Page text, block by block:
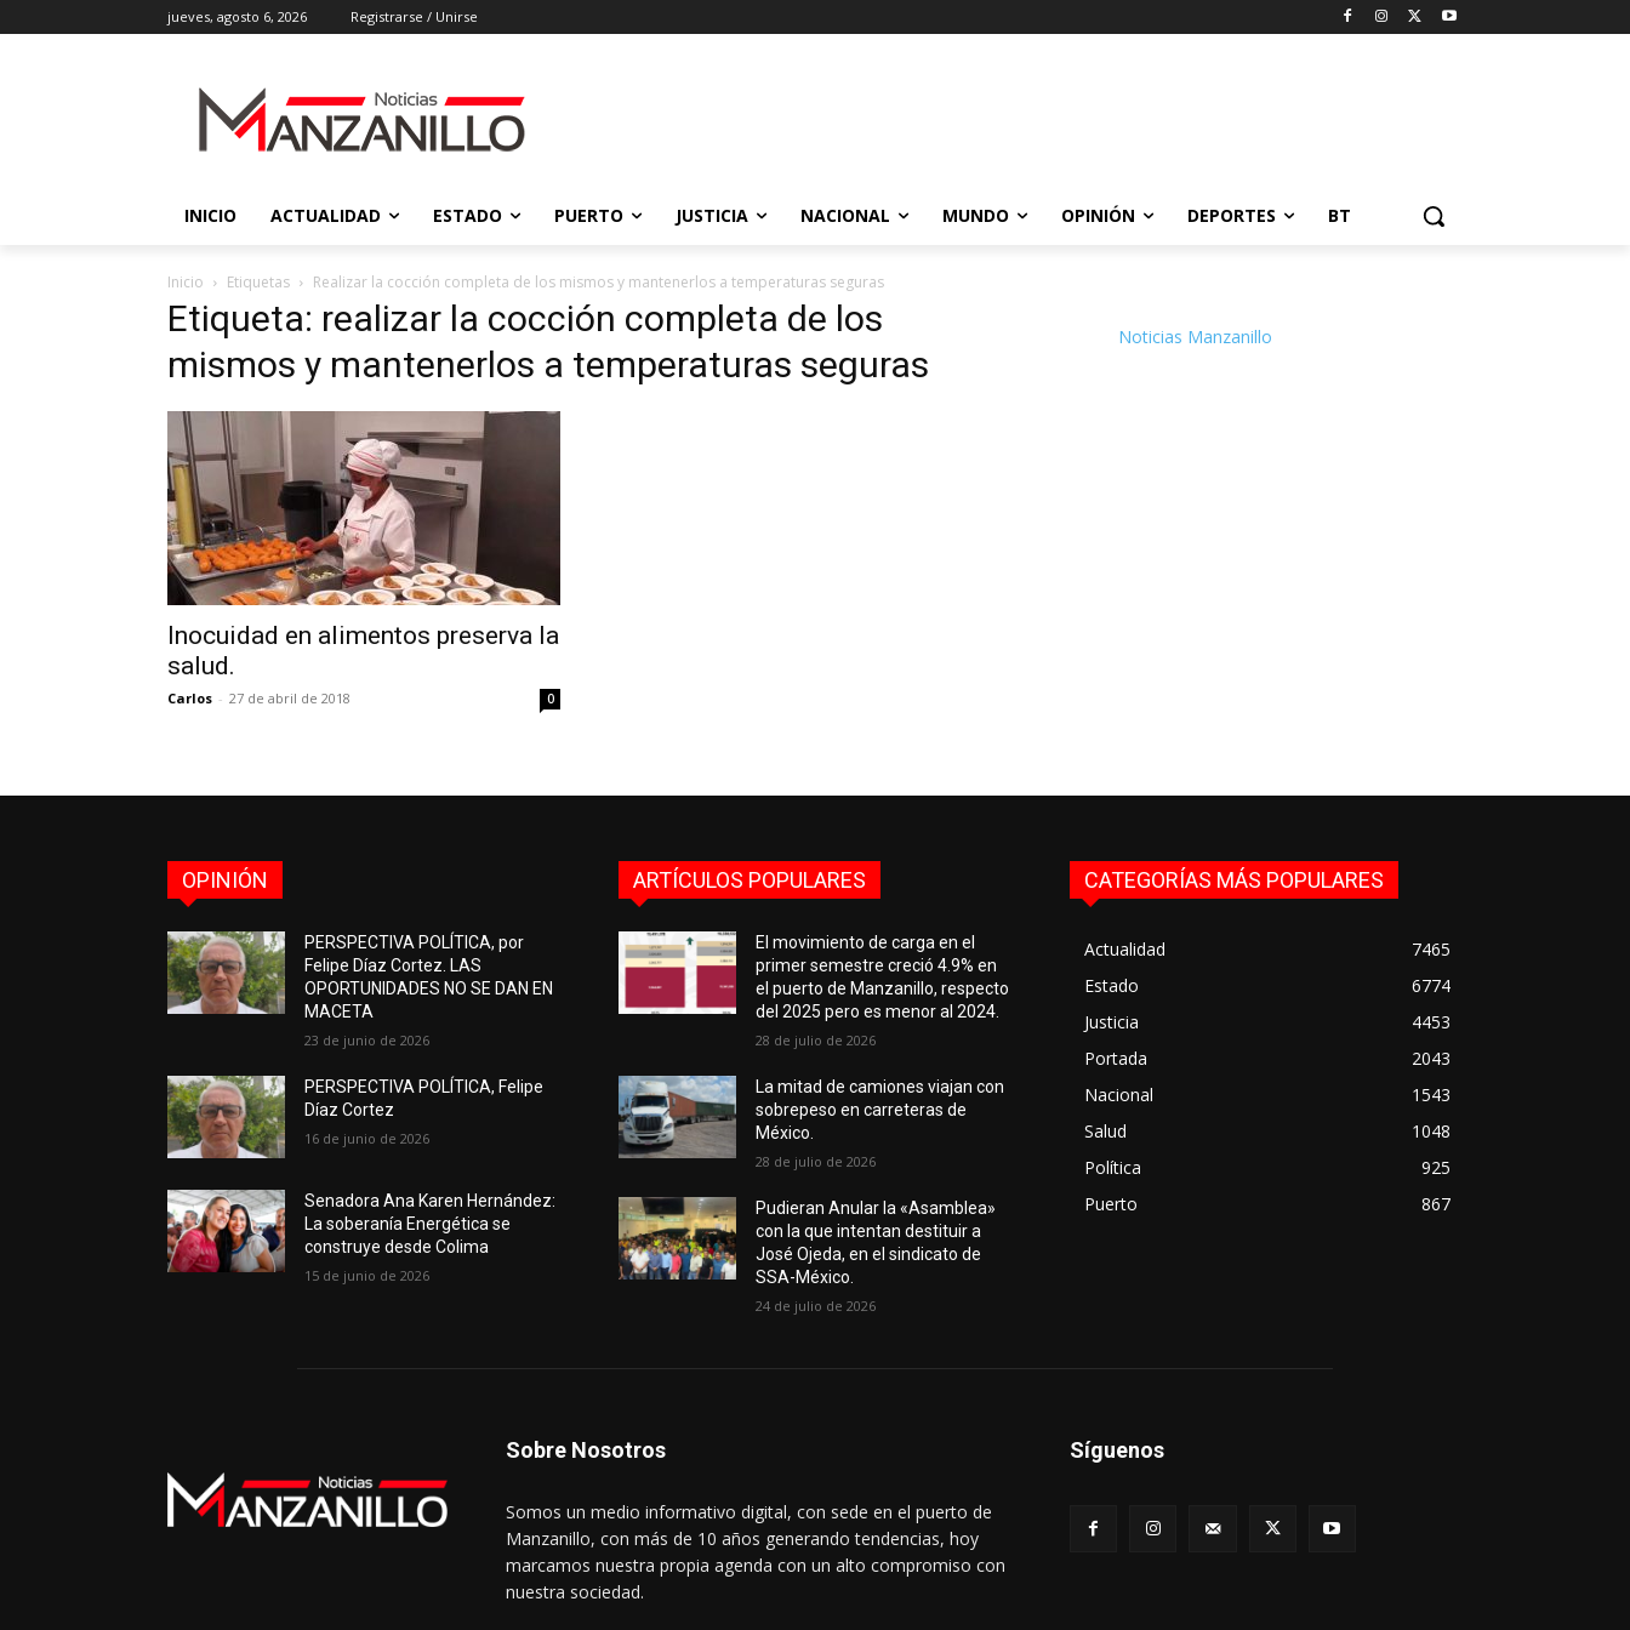
jueves, agosto 6, 2026 Registrarse / Unirse
INICIO ACTUALIDAD ESTADO PUERTO JUSTICIA NACIONAL MUNDO OPINIÓN DEPORTES BT
Inicio Etiquetas Realizar la cocción completa de los mismos y mantenerlos a temperaturas seguras
Etiqueta: realizar la cocción completa de los
mismos y mantenerlos a temperaturas seguras
Inocuidad en alimentos preserva la
salud.
Carlos - 27 de abril de 2018 0
Noticias Manzanillo
OPINIÓN
PERSPECTIVA POLÍTICA, por
Felipe Díaz Cortez. LAS
OPORTUNIDADES NO SE DAN EN
MACETA
23 de junio de 2026
PERSPECTIVA POLÍTICA, Felipe
Díaz Cortez
16 de junio de 2026
Senadora Ana Karen Hernández:
La soberanía Energética se
construye desde Colima
15 de junio de 2026
ARTÍCULOS POPULARES
El movimiento de carga en el
primer semestre creció 4.9% en
el puerto de Manzanillo, respecto
del 2025 pero es menor al 2024.
28 de julio de 2026
La mitad de camiones viajan con
sobrepeso en carreteras de
México.
28 de julio de 2026
Pudieran Anular la «Asamblea»
con la que intentan destituir a
José Ojeda, en el sindicato de
SSA-México.
24 de julio de 2026
CATEGORÍAS MÁS POPULARES
Actualidad
7465
Estado
6774
Justicia
4453
Portada
2043
Nacional
1543
Salud
1048
Política
925
Puerto
867
Sobre Nosotros
Somos un medio informativo digital, con sede en el puerto de
Manzanillo, con más de 10 años generando tendencias, hoy
marcamos nuestra propia agenda con un alto compromiso con
nuestra sociedad.
Síguenos